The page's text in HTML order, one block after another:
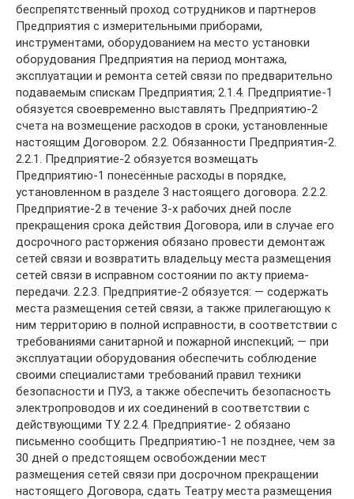
беспрепятственный проход сотрудников и партнеров
Предприятия с измерительными приборами,
инструментами, оборудованием на место установки
оборудования Предприятия на период монтажа,
эксплуатации и ремонта сетей связи по предварительно
подаваемым спискам Предприятия; 2.1.4. Предприятие-1
обязуется своевременно выставлять Предприятию-2
счета на возмещение расходов в сроки, установленные
настоящим Договором. 2.2. Обязанности Предприятия-2.
2.2.1. Предприятие-2 обязуется возмещать
Предприятию-1 понесённые расходы в порядке,
установленном в разделе 3 настоящего договора. 2.2.2.
Предприятие-2 в течение 3-х рабочих дней после
прекращения срока действия Договора, или в случае его
досрочного расторжения обязано провести демонтаж
сетей связи и возвратить владельцу места размещения
сетей связи в исправном состоянии по акту приема-
передачи. 2.2.3. Предприятие-2 обязуется: — содержать
места размещения сетей связи, а также прилегающую к
ним территорию в полной исправности, в соответствии с
требованиями санитарной и пожарной инспекций; — при
эксплуатации оборудования обеспечить соблюдение
своими специалистами требований правил техники
безопасности и ПУЗ, а также обеспечить безопасность
электропроводов и их соединений в соответствии с
действующими ТУ. 2.2.4. Предприятие- 2 обязано
письменно сообщить Предприятию-1 не позднее, чем за
30 дней о предстоящем освобождении мест
размещения сетей связи при досрочном прекращении
настоящего Договора, сдать Театру места размещения